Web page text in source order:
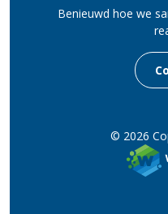
Benieuwd hoe we
© 2026